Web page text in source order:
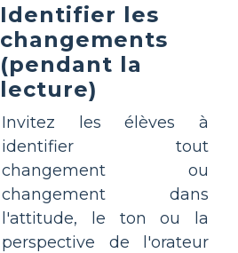
Identifier les
changements
(pendant la
lecture)
Invitez les élèves à
identifier tout
changement ou
changement dans
l'attitude, le ton ou la
perspective de l'orateur